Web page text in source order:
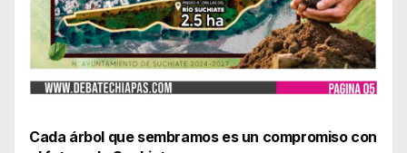
Cada árbol que sembramos es un compromiso con